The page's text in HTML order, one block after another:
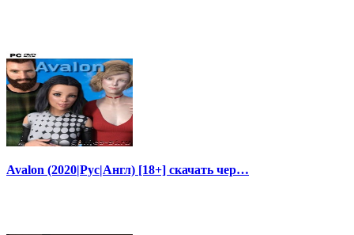
Avalon (2020|Рус|Англ) [18+] скачать чер…